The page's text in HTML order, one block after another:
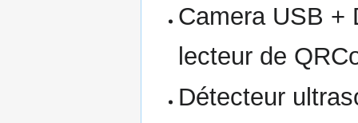
Camera USB +
lecteur de
Détecteur